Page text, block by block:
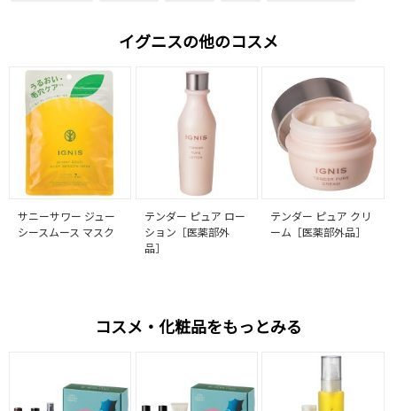
イグニスの他のコスメ
サニーサワー ジュー
シースムース マスク
テンダー ピュア ロー
ション［医薬部外
品］
テンダー ピュア クリ
ーム［医薬部外品］
コスメ・化粧品をもっとみる